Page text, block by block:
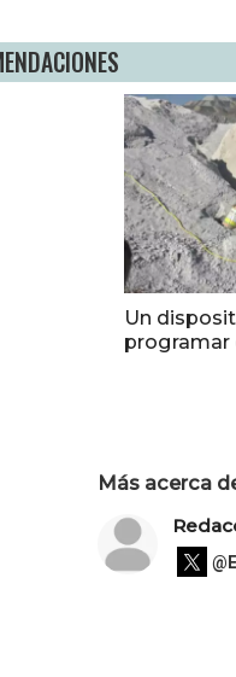
Un
Más acerca